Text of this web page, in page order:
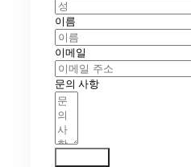
이름
이메일
문의 사항